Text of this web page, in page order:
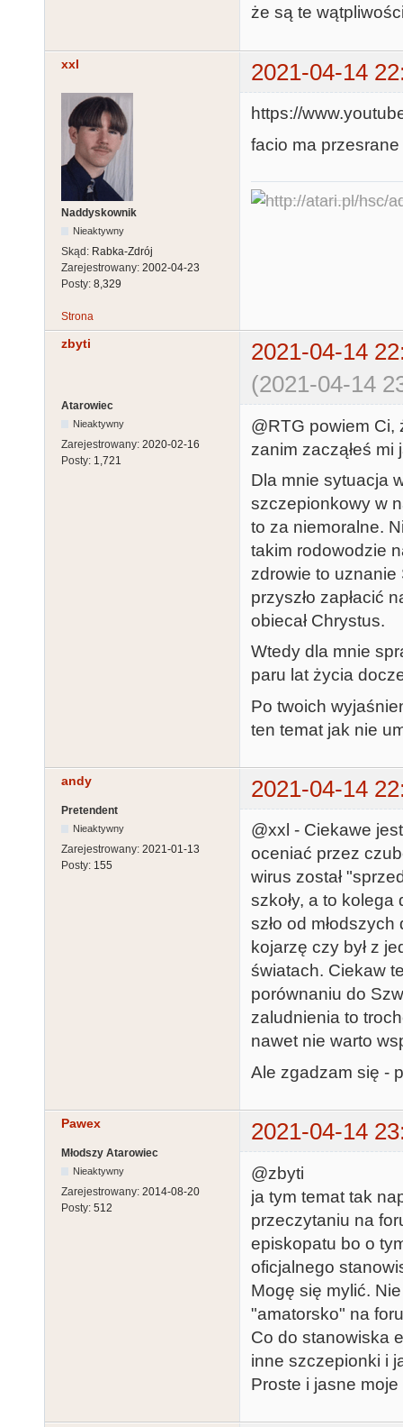
że są te
xxl 2021-04-14
Naddyskownik
Nieaktywny
Skąd: Rabka-Zdrój
Zarejestrowany: 2002-04-23
Posty: 8,329
https://
facio ma przesrane
Strona
zbyti
2021-04-14
(2021-04-14
Atarowiec
Nieaktywny
Zarejestrowany: 2020-02-16
Posty: 1,721
@RTG powiem Ci,
zanim zacząłeś mi
Dla mnie sytuacja
szczepionkowy w
to za niemoralne.
takim rodowodzie
zdrowie to
przyszło zapłacić
obiecał Chrystus.
Wtedy dla mnie
paru lat życia
Po twoich
ten temat jak nie
andy 2021-04-14
Pretendent
Nieaktywny
Zarejestrowany: 2021-01-13
Posty: 155
@xxl - Ciekawe
oceniać przez
wirus został
szkoły, a to kolega
szło od
kojarzę czy był z
światach. Ciekaw
porównaniu do
zaludnienia to
nawet nie warto
Ale zgadzam się -
Pawex 2021-04-14
Młodszy Atarowiec
Nieaktywny
Zarejestrowany: 2014-08-20
Posty: 512
@zbyti
ja tym temat tak
przeczytaniu na
episkopatu bo o
oficjalnego
Mogę się mylić.
"amatorsko" na
Co do stanowiska
inne szczepionki i
Proste i jasne